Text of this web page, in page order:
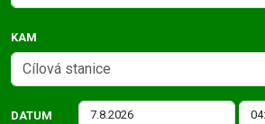
KAM
DATUM